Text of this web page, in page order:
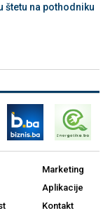
na pothodniku
Marketing
Aplikacije
Kontakt